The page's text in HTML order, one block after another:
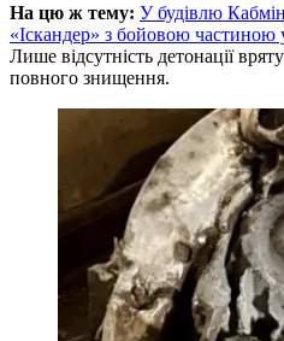
На цю ж тему: У будівлю
«Іскандер» з бойовою частиною
Лише відсутність детонації
повного знищення.